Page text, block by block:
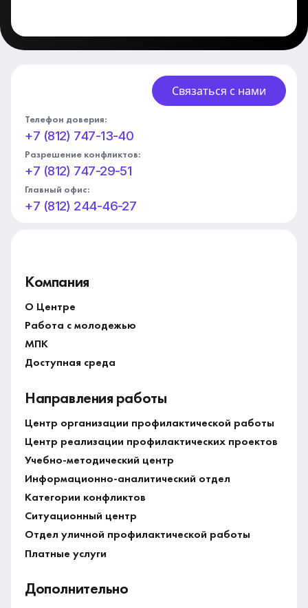
Связаться с нами
Телефон доверия:
+7 (812) 747-13-40
Разрешение конфликтов:
+7 (812) 747-29-51
Главный офис:
+7 (812) 244-46-27
Компания
О Центре
Работа с молодежью
МПК
Доступная среда
Направления работы
Центр организации профилактической работы
Центр реализации профилактических проектов
Учебно-методический центр
Информационно-аналитический отдел
Категории конфликтов
Ситуационный центр
Отдел уличной профилактической работы
Платные услуги
Дополнительно